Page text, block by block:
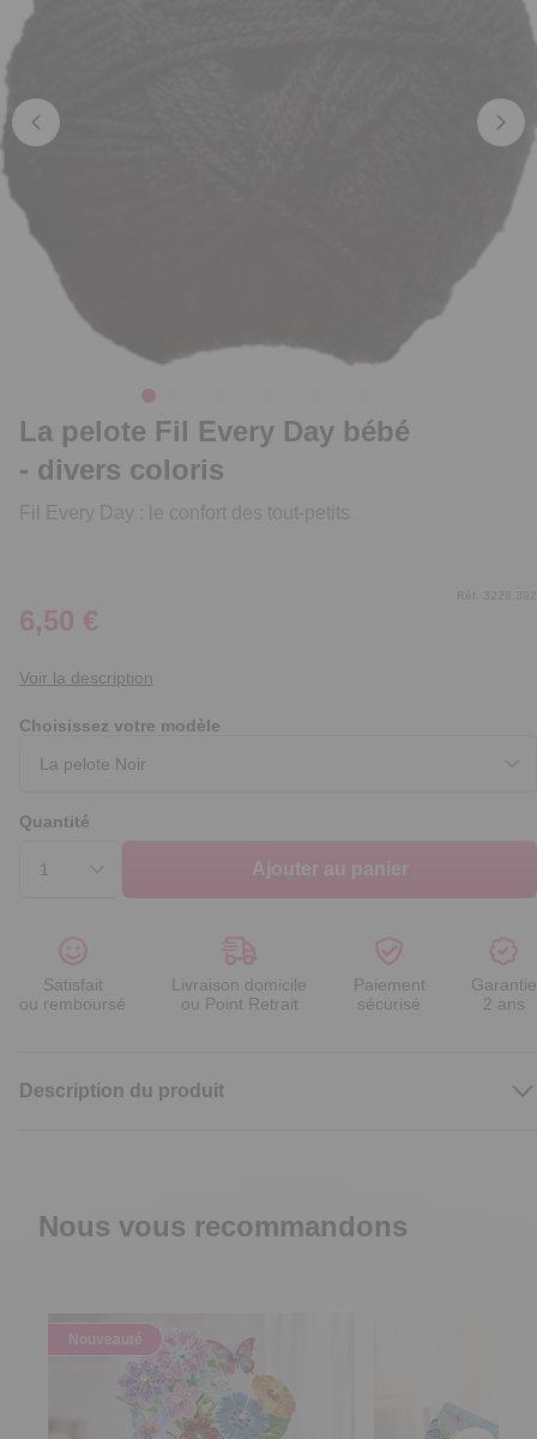
La pelote Fil Every Day bébé
- divers coloris
Fil Every Day : le confort des tout-petits
Réf. 3228.392
6,50 €
Voir la description
Choisissez votre modèle
Quantité
Ajouter au panier
Satisfait
ou remboursé
Livraison domicile
ou Point Retrait
Paiement
sécurisé
Garantie
2 ans
Description du produit
Nous vous recommandons
Nouveauté